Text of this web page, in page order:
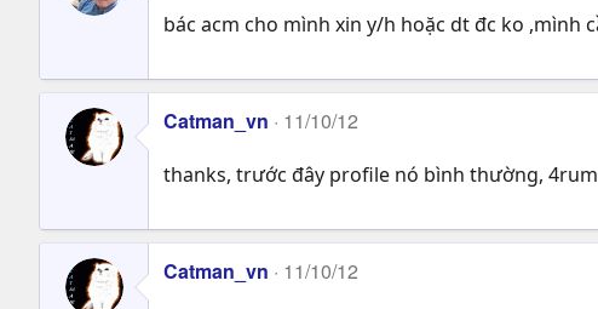
bác acm cho mình xin y/h hoặc dt đc ko ,mình
Catman_vn 11/10/12
thanks, trước đây profile nó bình thường,
Catman_vn 11/10/12